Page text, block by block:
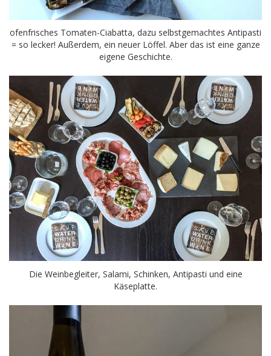
ofenfrisches Tomaten-Ciabatta, dazu selbstgemachtes Antipasti
= so lecker! Außerdem, ein neuer Löffel. Aber das ist eine ganze
eigene Geschichte.
Die Weinbegleiter, Salami, Schinken, Antipasti und eine
Käseplatte.